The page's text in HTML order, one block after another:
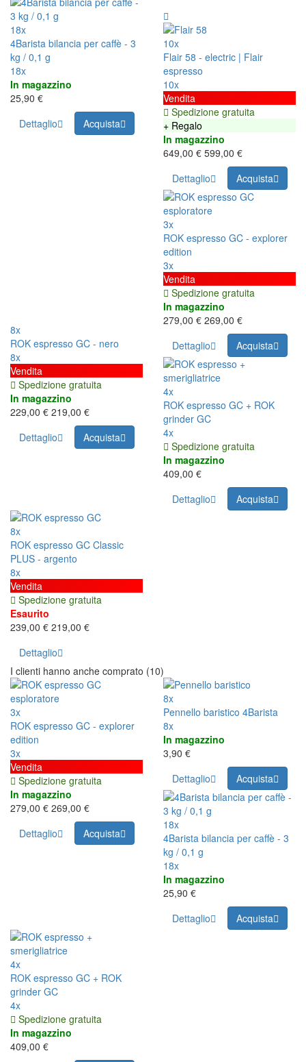
18x
4Barista bilancia per caffè - 3
kg / 0,1 g
18x
In magazzino
25,90 €
Dettaglio
Acquista
10x
Flair 58 - electric | Flair
espresso
10x
Vendita
Spedizione gratuita
+ Regalo
In magazzino
649,00 € 599,00 €
Dettaglio
Acquista
8x
ROK espresso GC - nero
8x
Vendita
Spedizione gratuita
In magazzino
229,00 € 219,00 €
Dettaglio
Acquista
3x
ROK espresso GC - explorer
edition
3x
Vendita
Spedizione gratuita
In magazzino
279,00 € 269,00 €
Dettaglio
Acquista
4x
ROK espresso GC + ROK
grinder GC
4x
Spedizione gratuita
In magazzino
409,00 €
Dettaglio
Acquista
8x
ROK espresso GC Classic
PLUS - argento
8x
Vendita
Spedizione gratuita
Esaurito
239,00 € 219,00 €
Dettaglio
I clienti hanno anche comprato (10)
3x
ROK espresso GC - explorer
edition
3x
Vendita
Spedizione gratuita
In magazzino
279,00 € 269,00 €
Dettaglio
Acquista
8x
Pennello baristico 4Barista
8x
In magazzino
3,90 €
Dettaglio
Acquista
18x
4Barista bilancia per caffè - 3
kg / 0,1 g
18x
In magazzino
25,90 €
Dettaglio
Acquista
4x
ROK espresso GC + ROK
grinder GC
4x
Spedizione gratuita
In magazzino
409,00 €